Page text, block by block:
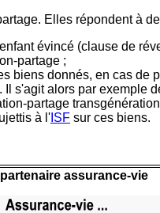
Elles répondent à
évincé (clause de
partage ;
biens donnés, en cas de
s'agit alors par exemple
partage
à l' ISF sur ces biens.
assurance-vie